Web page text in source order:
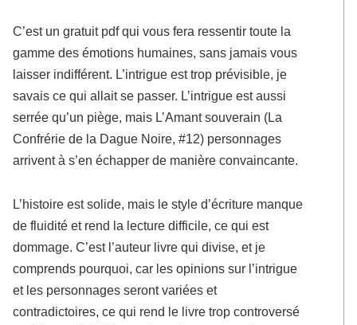
C’est un gratuit pdf qui vous fera ressentir toute la
gamme des émotions humaines, sans jamais vous
laisser indifférent. L’intrigue est trop prévisible, je
savais ce qui allait se passer. L’intrigue est aussi
serrée qu’un piège, mais L’Amant souverain (La
Confrérie de la Dague Noire, #12) personnages
arrivent à s’en échapper de manière convaincante.
L’histoire est solide, mais le style d’écriture manque
de fluidité et rend la lecture difficile, ce qui est
dommage. C’est l’auteur livre qui divise, et je
comprends pourquoi, car les opinions sur l’intrigue
et les personnages seront variées et
contradictoires, ce qui rend le livre trop controversé